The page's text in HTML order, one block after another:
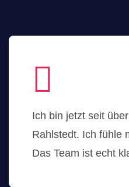
Ich bin jetzt seit
Rahlstedt. Ich fühle
Das Team ist echt